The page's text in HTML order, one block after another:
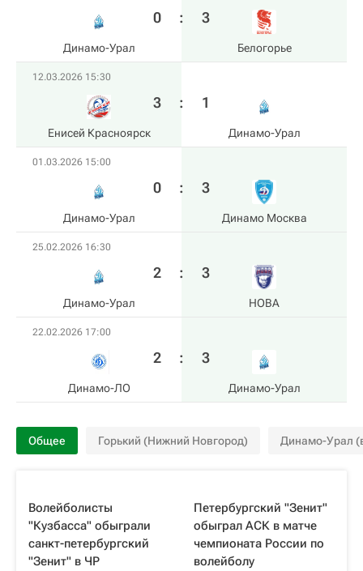
Динамо-Урал
0 : 3
Белогорье
12.03.2026 15:30
Енисей Красноярск
3 : 1
Динамо-Урал
01.03.2026 15:00
Динамо-Урал
0 : 3
Динамо Москва
25.02.2026 16:30
Динамо-Урал
2 : 3
HOBA
22.02.2026 17:00
Динамо-ЛО
2 : 3
Динамо-Урал
Общее Горький (Нижний Новгород) Динамо-Урал
Волейболисты
"Кузбасса" обыграли
санкт-петербургский
"Зенит" в ЧР
Петербургский "Зенит"
обыграл АСК в матче
чемпионата России по
волейболу